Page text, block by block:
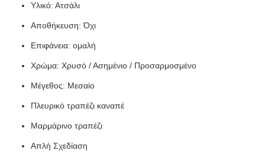
Υλικό: Ατσάλι
Αποθήκευση: Όχι
Επιφάνεια: ομαλή
Χρώμα: Χρυσό / Ασημένιο / Προσαρμοσμένο
Μέγεθος: Μεσαίο
Πλευρικό τραπέζι καναπέ
Μαρμάρινο τραπέζι
Απλή Σχεδίαση